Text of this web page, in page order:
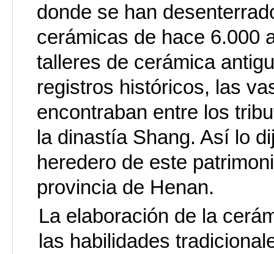
donde se han
cerámicas de hace 6.000
talleres de cerámica
registros históricos, las
encontraban entre los
la dinastía Shang. Así lo
heredero de este
provincia de Henan.
La elaboración de la
las habilidades